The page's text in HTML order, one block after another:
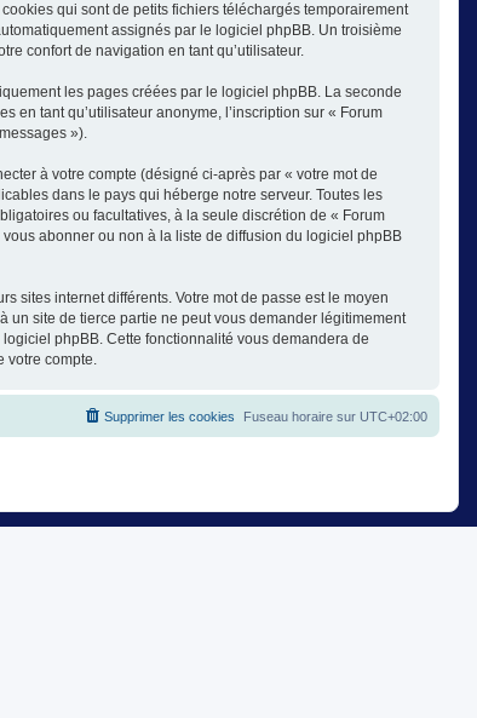
qui sont de petits fichiers téléchargés temporairement
assignés par le logiciel phpBB. Un troisième
confort de navigation en tant qu’utilisateur.
les pages créées par le logiciel phpBB. La seconde
tant qu’utilisateur anonyme, l’inscription sur « Forum
»).
à votre compte (désigné ci-après par « votre mot de
dans le pays qui héberge notre serveur. Toutes les
ou facultatives, à la seule discrétion de « Forum
abonner ou non à la liste de diffusion du logiciel phpBB
sites internet différents. Votre mot de passe est le moyen
un site de tierce partie ne peut vous demander légitimement
phpBB. Cette fonctionnalité vous demandera de
votre compte.
Fuseau horaire sur UTC+02:00
Supprimer les cookies